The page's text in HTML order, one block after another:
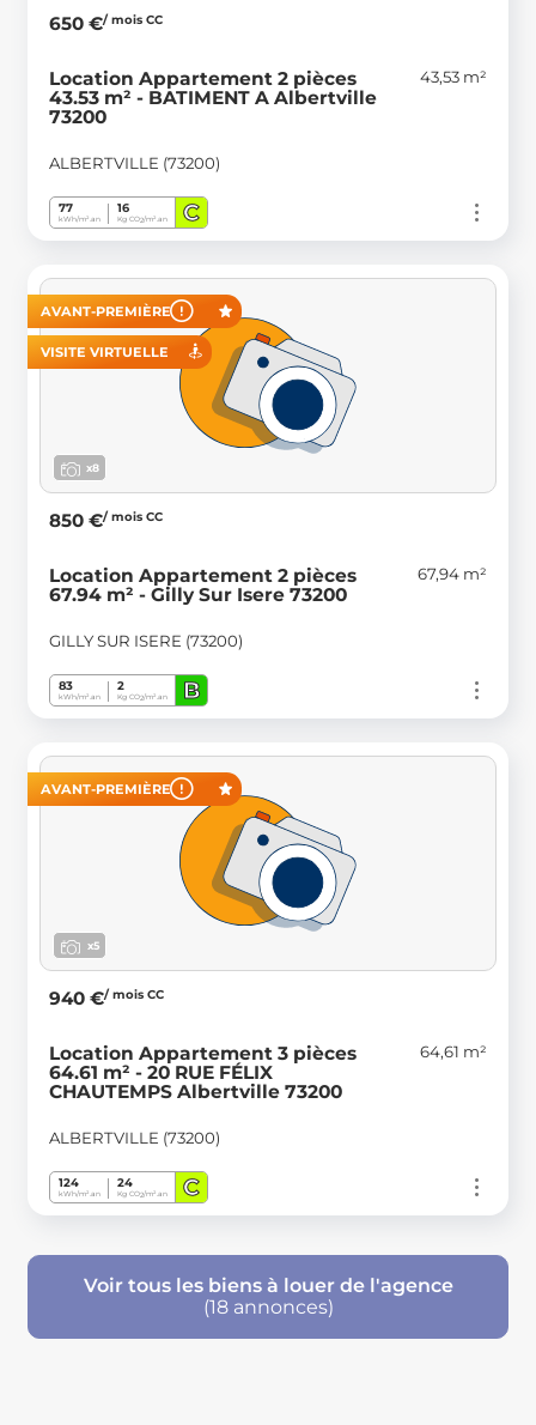
650 €/ mois CC
Location Appartement 2 pièces
43.53 m² - BATIMENT A Albertville
73200
43,53 m²
ALBERTVILLE (73200)
77
kWh/m².an
16
Kg CO2/m².an C
AVANT-PREMIÈRE
VISITE VIRTUELLE
x8
850 €/ mois CC
Location Appartement 2 pièces
67.94 m² - Gilly Sur Isere 73200
67,94 m²
GILLY SUR ISERE (73200)
83
kWh/m².an
2
Kg CO2/m².an B
AVANT-PREMIÈRE
x5
940 €/ mois CC
Location Appartement 3 pièces
64.61 m² - 20 RUE FÉLIX
CHAUTEMPS Albertville 73200
64,61 m²
ALBERTVILLE (73200)
124
kWh/m².an
24
Kg CO2/m².an C
Voir tous les biens à louer de l'agence
(18 annonces)